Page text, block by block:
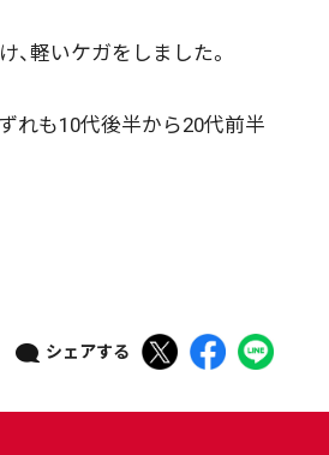
軽いケガをしました。
れも10代後半から20代前半
シェアする